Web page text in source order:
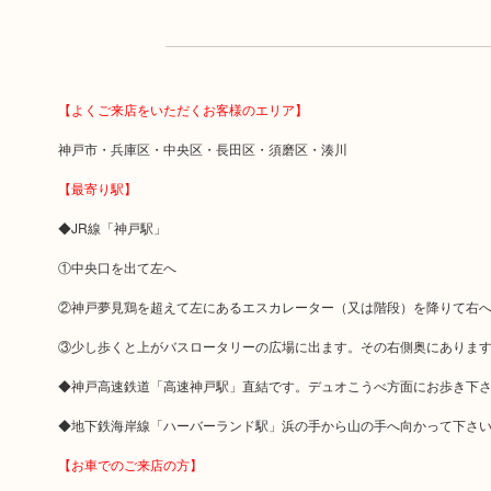
【よくご来店をいただくお客様のエリア】
神戸市・兵庫区・中央区・長田区・須磨区・湊川
【最寄り駅】
◆JR線「神戸駅」
①中央口を出て左へ
②神戸夢見鶏を超えて左にあるエスカレーター（又は階段）を降りて右へ
③少し歩くと上がバスロータリーの広場に出ます。その右側奥にあります
◆神戸高速鉄道「高速神戸駅」直結です。デュオこうべ方面にお歩き下さ
◆地下鉄海岸線「ハーバーランド駅」浜の手から山の手へ向かって下さい
【お車でのご来店の方】